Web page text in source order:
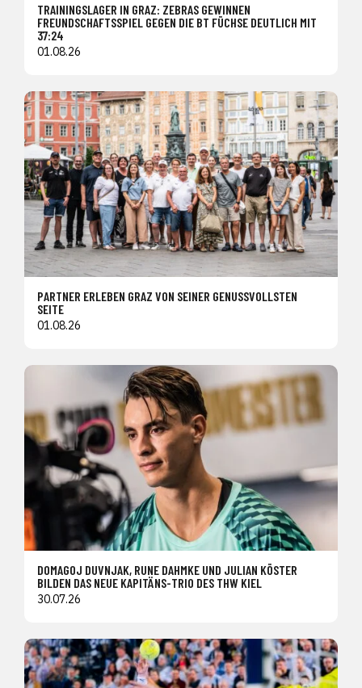
TRAININGSLAGER IN GRAZ: ZEBRAS GEWINNEN
FREUNDSCHAFTSSPIEL GEGEN DIE BT FÜCHSE DEUTLICH MIT
37:24
01.08.26
PARTNER ERLEBEN GRAZ VON SEINER GENUSSVOLLSTEN
SEITE
01.08.26
DOMAGOJ DUVNJAK, RUNE DAHMKE UND JULIAN KÖSTER
BILDEN DAS NEUE KAPITÄNS-TRIO DES THW KIEL
30.07.26